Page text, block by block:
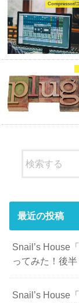
Compressor/
最近の投稿
Snail’s House
ってみた！後半
Snail’s House